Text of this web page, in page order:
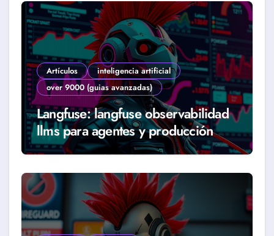
Artículos
inteligencia artificial
over 9000 (guias avanzadas)
Langfuse: langfuse observabilidad
llms para agentes y producción
real (Guía 2026)